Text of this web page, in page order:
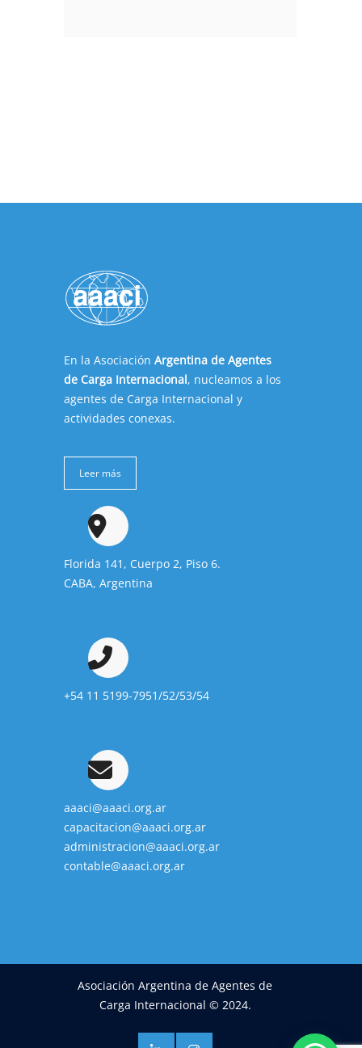
En la Asociación Argentina de Agentes
de Carga Internacional, nucleamos a los
agentes de Carga Internacional y
actividades conexas.
Leer más
Florida 141, Cuerpo 2, Piso 6.
CABA, Argentina
+54 11 5199-7951/52/53/54
aaaci@aaaci.org.ar
capacitacion@aaaci.org.ar
administracion@aaaci.org.ar
contable@aaaci.org.ar
Asociación Argentina de Agentes de
Carga Internacional © 2024.